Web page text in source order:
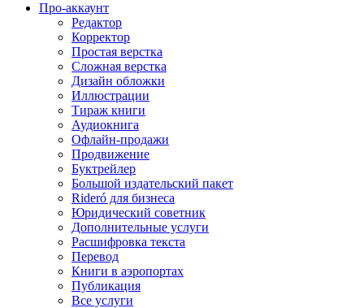
Про-аккаунт
Редактор
Корректор
Простая верстка
Сложная верстка
Дизайн обложки
Иллюстрации
Тираж книги
Аудиокнига
Офлайн-продажи
Продвижение
Буктрейлер
Большой издательский пакет
Rideró для бизнеса
Юридический советник
Дополнительные услуги
Расшифровка текста
Перевод
Книги в аэропортах
Публикация
Все услуги